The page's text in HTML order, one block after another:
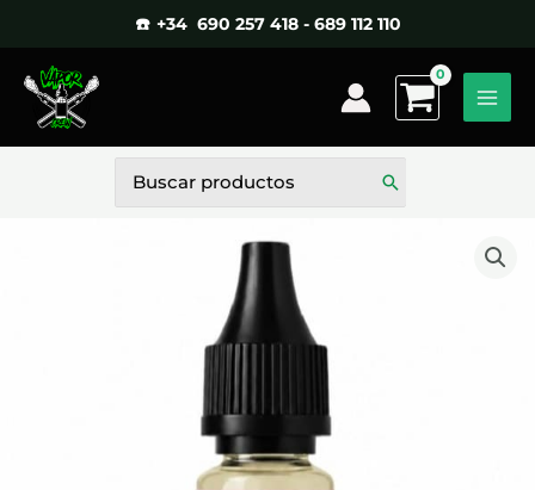
contenido
☎️ +34 690 257 418 - 689 112 110
por: